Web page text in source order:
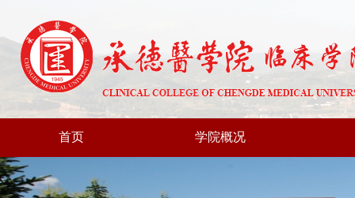
首页 学院概况